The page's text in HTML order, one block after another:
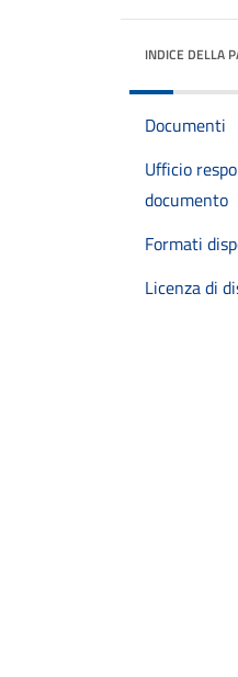
INDICE DELLA
Documenti
Ufficio
documento
Formati
Licenza di